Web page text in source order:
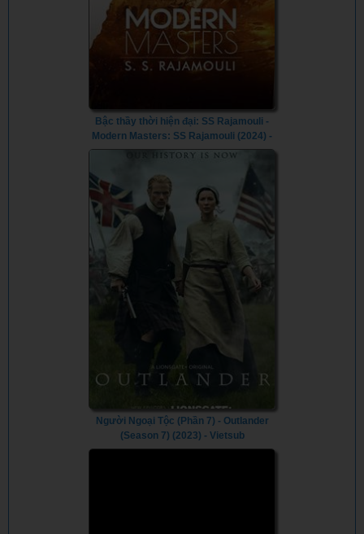
Bậc thầy thời hiện đại: SS Rajamouli -
Modern Masters: SS Rajamouli (2024) -
Vietsub
Người Ngoại Tộc (Phần 7) - Outlander
(Season 7) (2023) - Vietsub